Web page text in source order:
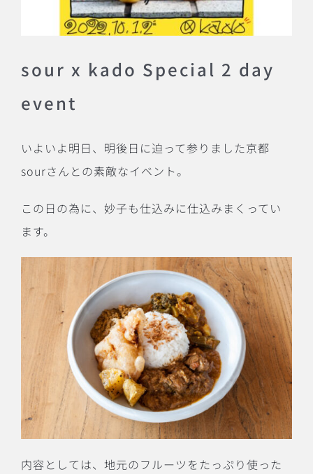
sour x kado Special 2 day
event
いよいよ明日、明後日に迫って参りました京都
sourさんとの素敵なイベント。
この日の為に、妙子も仕込みに仕込みまくってい
ます。
内容としては、地元のフルーツをたっぷり使った